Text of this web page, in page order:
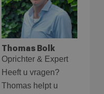
Thomas Bolk
Oprichter & Expert
Heeft u vragen?
Thomas helpt u